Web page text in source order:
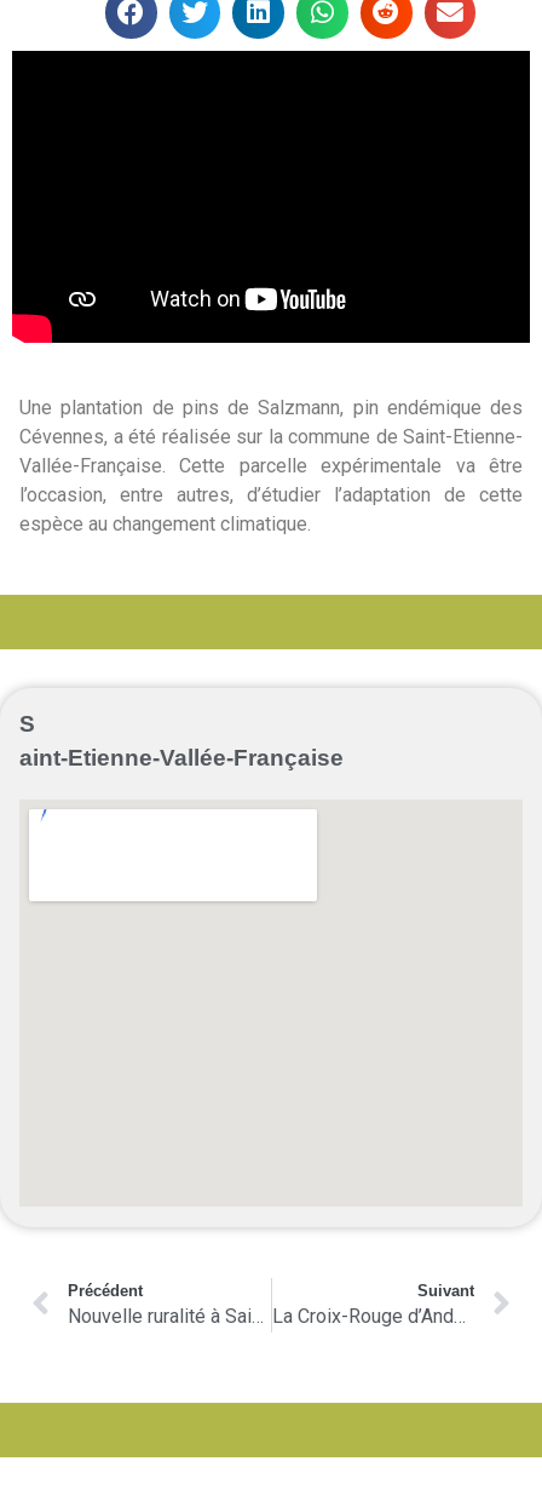
Une plantation de pins de Salzmann, pin endémique des
Cévennes, a été réalisée sur la commune de Saint-Etienne-
Vallée-Française. Cette parcelle expérimentale va être
l’occasion, entre autres, d’étudier l’adaptation de cette
espèce au changement climatique.
S
aint-Etienne-Vallée-Française
Précédent
Nouvelle ruralité à Saint-Paul-la-Coste
Suivant
La Croix-Rouge d’Anduze